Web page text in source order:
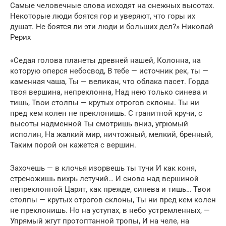
Самые человечные слова исходят на снежных высотах.
Некоторые люди боятся гор и уверяют, что горы их
душат. Не боятся ли эти люди и больших дел?» Николай
Рерих
«Седая голова планеты древней нашей, Колонна, на
которую оперся небосвод, В тебе — источник рек, ты —
каменная чаша, Ты — великан, что облака пасет. Горда
твоя вершина, непреклонна, Над нею только синева и
тишь, Твои столпы — крутых отрогов склоны. Ты ни
пред кем колен не преклонишь. С гранитной кручи, с
высоты надменной Ты смотришь вниз, угрюмый
исполин, На жалкий мир, ничтожный, мелкий, бренный,
Таким порой он кажется с вершин.
Захочешь — в клочья изорвешь ты тучи И как коня,
стреножишь вихрь летучий… И снова над вершиной
непреклонной Царят, как прежде, синева и тишь… Твои
столпы — крутых отрогов склоны, Ты ни пред кем колен
не преклонишь. Но на уступах, в небо устремленных, —
Упрямый жгут протоптанной тропы, И на челе, на